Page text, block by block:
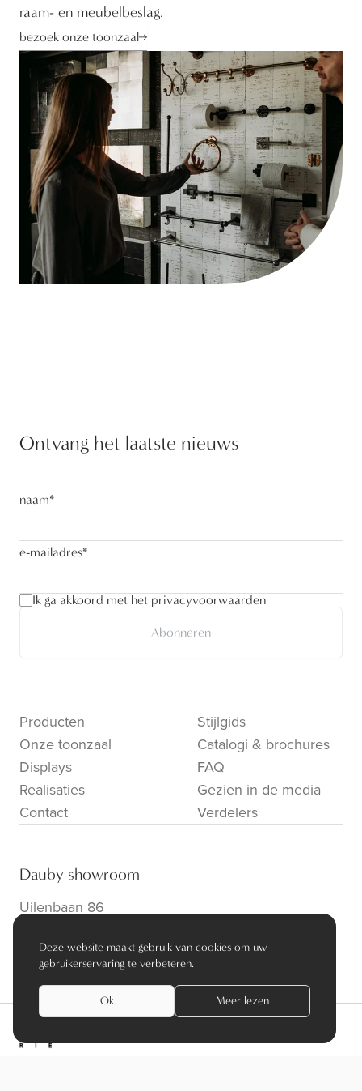
raam- en meubelbeslag.
bezoek onze toonzaal
Ontvang het laatste nieuws
naam*
e-mailadres*
Ik ga akkoord met het privacyvoorwaarden
Abonneren
Producten
Onze toonzaal
Displays
Realisaties
Contact
Stijlgids
Catalogi & brochures
FAQ
Gezien in de media
Verdelers
Dauby showroom
Uilenbaan 86
info@dauby.be|+32 3 354 16 86
Deze website maakt gebruik van cookies om uw
gebruikerservaring te verbeteren.
Ok Meer lezen